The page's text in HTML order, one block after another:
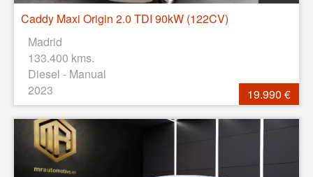
Caddy Maxi Origin 2.0 TDI 90kW (122CV)
Madrid
133.400 kms.
Diesel - Manual
2023
19.990 €